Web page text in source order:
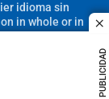
PUBLICIDAD
idioma sin
in whole or in